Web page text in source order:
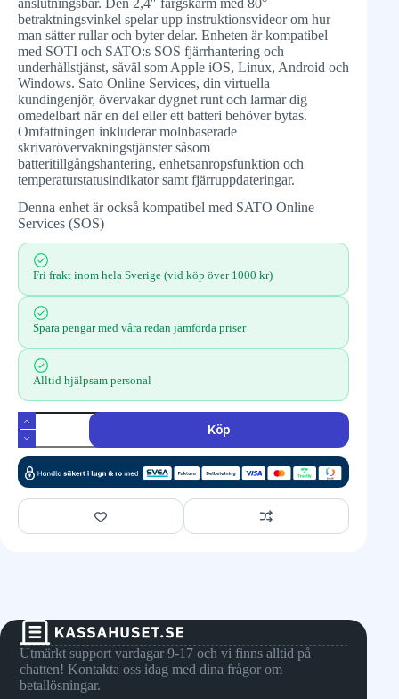
betraktningsvinkel spelar upp instruktionsvideor om hur
man sätter rullar och byter delar. Enheten är kompatibel
med SOTI och SATO:s SOS fjärrhantering och
underhållstjänst, såväl som Apple iOS, Linux, Android och
Windows. Sato Online Services, din virtuella
kundingenjör, övervakar dygnet runt och larmar dig
omedelbart när en del eller ett batteri behöver bytas.
Omfattningen inkluderar molnbaserade
skrivarövervakningstjänster såsom
batteritillgångshantering, enhetsanropsfunktion och
temperaturstatusindikator samt fjärruppdateringar.
Denna enhet är också kompatibel med SATO Online
Services (SOS)
Fri frakt inom hela Sverige (vid köp över 1000 kr)
Spara pengar med våra redan jämförda priser
Alltid hjälpsam personal
Köp
Utmärkt support vardagar 9-17 och vi finns alltid på
chatten! Kontakta oss idag med dina frågor om
betallösningar.